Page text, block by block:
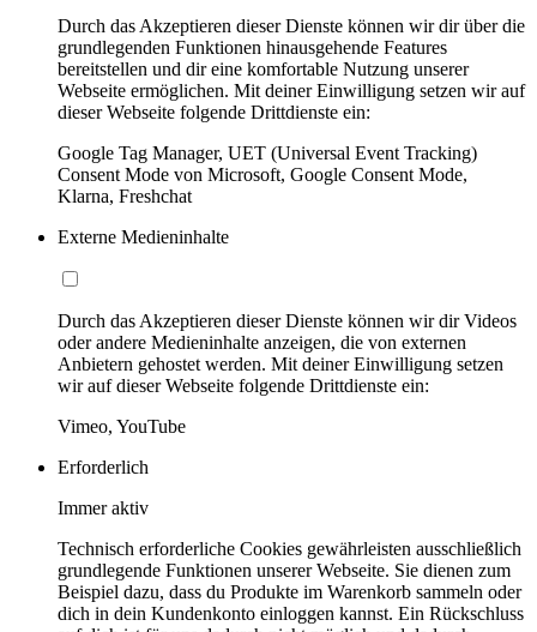
Durch das Akzeptieren dieser Dienste können wir dir über die
grundlegenden Funktionen hinausgehende Features
bereitstellen und dir eine komfortable Nutzung unserer
Webseite ermöglichen. Mit deiner Einwilligung setzen wir auf
dieser Webseite folgende Drittdienste ein:
Google Tag Manager, UET (Universal Event Tracking)
Consent Mode von Microsoft, Google Consent Mode,
Klarna, Freshchat
Externe Medieninhalte
Durch das Akzeptieren dieser Dienste können wir dir Videos
oder andere Medieninhalte anzeigen, die von externen
Anbietern gehostet werden. Mit deiner Einwilligung setzen
wir auf dieser Webseite folgende Drittdienste ein:
Vimeo, YouTube
Erforderlich
Immer aktiv
Technisch erforderliche Cookies gewährleisten ausschließlich
grundlegende Funktionen unserer Webseite. Sie dienen zum
Beispiel dazu, dass du Produkte im Warenkorb sammeln oder
dich in dein Kundenkonto einloggen kannst. Ein Rückschluss